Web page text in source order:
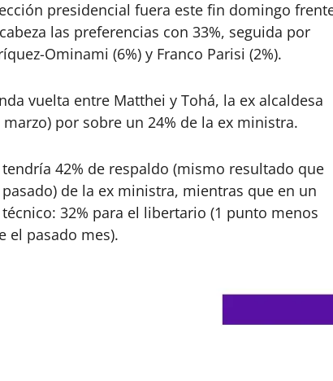
presidencial fuera este fin domingo
las preferencias con 33%, seguida por
Ominami (6%) y Franco Parisi (2%).
vuelta entre Matthei y Tohá, la ex alcaldesa
por sobre un 24% de la ex ministra.
42% de respaldo (mismo resultado que
de la ex ministra, mientras que en un
32% para el libertario (1 punto menos
el pasado mes).